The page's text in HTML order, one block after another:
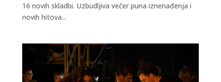
16 novih skladbi. Uzbudljiva večer puna iznenađenja i
novih hitova...